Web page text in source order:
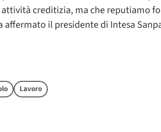
creditizia, ma che reputiamo
affermato il presidente di Intesa
Lavoro